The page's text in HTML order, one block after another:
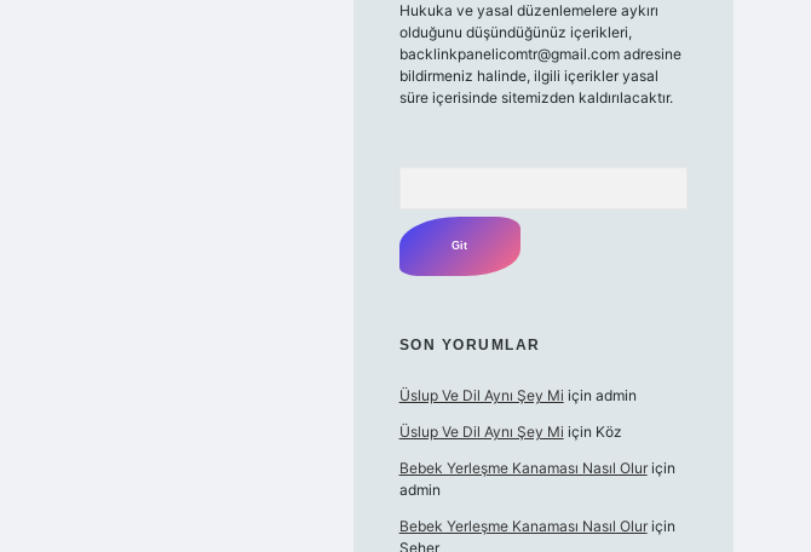
Hukuka ve yasal düzenlemelere aykırı
olduğunu düşündüğünüz içerikleri,
backlinkpanelicomtr@gmail.comadresine
bildirmeniz halinde, ilgili içerikler yasal
süre içerisinde sitemizden kaldırılacaktır.
SON YORUMLAR
Üslup Ve Dil Aynı Şey Mi için admin
Üslup Ve Dil Aynı Şey Mi için Köz
Bebek Yerleşme Kanaması Nasıl Oluriçin
admin
Bebek Yerleşme Kanaması Nasıl Oluriçin
Seher